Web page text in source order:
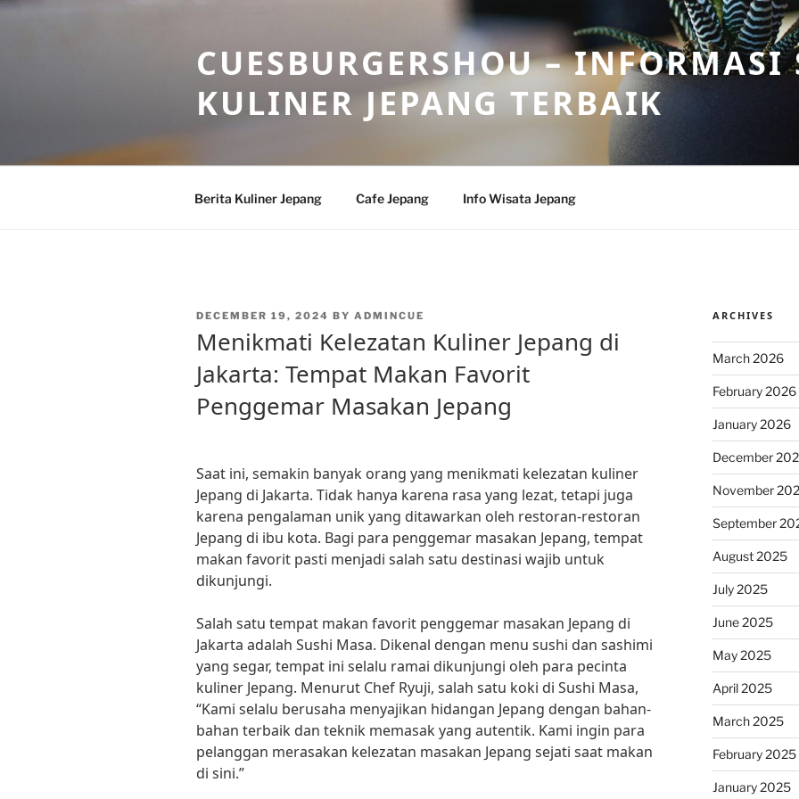
Skip
CUESBURGERSHOU – INFORMASI
KULINER JEPANG TERBAIK
Berita Kuliner Jepang Cafe Jepang Info Wisata Jepang
POSTED
DECEMBER 19, 2024 BY ADMINCUE
Menikmati Kelezatan Kuliner Jepang di
Jakarta: Tempat Makan Favorit
Penggemar Masakan Jepang
Saat ini, semakin banyak orang yang menikmati kelezatan kuliner
Jepang di Jakarta. Tidak hanya karena rasa yang lezat, tetapi juga
karena pengalaman unik yang ditawarkan oleh restoran-restoran
Jepang di ibu kota. Bagi para penggemar masakan Jepang, tempat
makan favorit pasti menjadi salah satu destinasi wajib untuk
dikunjungi.
Salah satu tempat makan favorit penggemar masakan Jepang di
Jakarta adalah Sushi Masa. Dikenal dengan menu sushi dan sashimi
yang segar, tempat ini selalu ramai dikunjungi oleh para pecinta
kuliner Jepang. Menurut Chef Ryuji, salah satu koki di Sushi Masa,
“Kami selalu berusaha menyajikan hidangan Jepang dengan bahan-
bahan terbaik dan teknik memasak yang autentik. Kami ingin para
pelanggan merasakan kelezatan masakan Jepang sejati saat makan
di sini.”
ARCHIVES
March 2026
February 2026
January 2026
December
November
September
August 2025
July 2025
June 2025
May 2025
April 2025
March 2025
February 2025
January 2025